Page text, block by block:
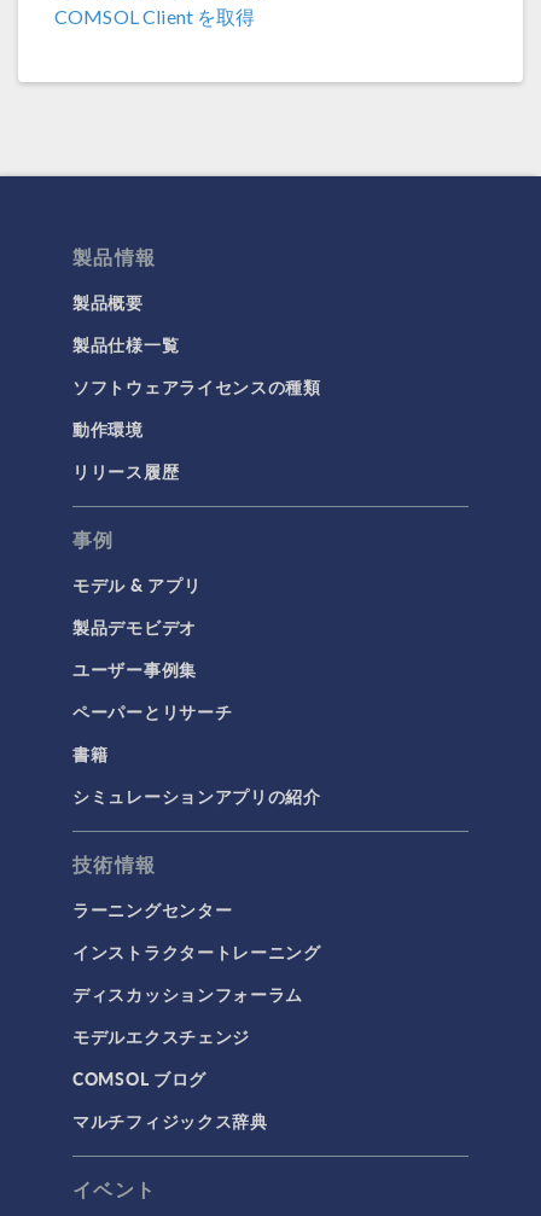
COMSOL 6.2 Update 2
COMSOL 6.1 Update 2.1
COMSOL 6.1 Update 1
COMSOL 6.1
COMSOL 6.0 Update 2(6.0.0.405)
COMSOL 6.0 Update 1
COMSOL 6.0 Update 0
COMSOL 6.0
COMSOL 5.6 Pre-Release 1
COMSOL 5.5 Update 2
COMSOL 5.5 Update 1
COMSOL 5.5 (5.5.0.292)
COMSOL Client を取得
製品情報
製品概要
製品仕様一覧
ソフトウェアライセンスの種類
動作環境
リリース履歴
事例
モデル & アプリ
製品デモビデオ
ユーザー事例集
ペーパーとリサーチ
書籍
シミュレーションアプリの紹介
技術情報
ラーニングセンター
インストラクタートレーニング
ディスカッションフォーラム
モデルエクスチェンジ
COMSOL ブログ
マルチフィジックス辞典
イベント